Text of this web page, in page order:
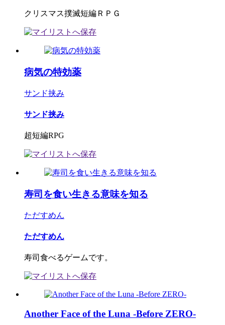
クリスマス撲滅短編ＲＰＧ
病気の特効薬
サンド挟み
サンド挟み
超短編RPG
寿司を食い生きる意味を知る
ただすめん
ただすめん
寿司食べるゲームです。
Another Face of the Luna -Before ZERO-